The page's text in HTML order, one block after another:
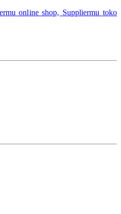
online shop, Suppliermu toko